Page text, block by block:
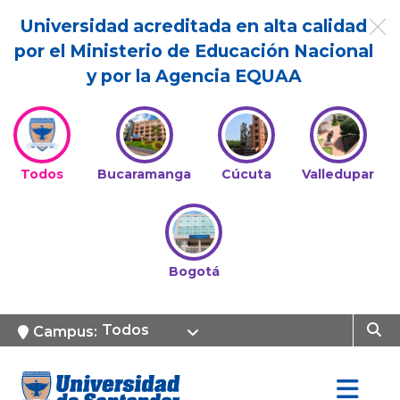
Universidad acreditada en alta calidad
por el Ministerio de Educación Nacional
y por la Agencia EQUAA
Todos Bucaramanga Cúcuta Valledupar
Bogotá
Campus: Todos